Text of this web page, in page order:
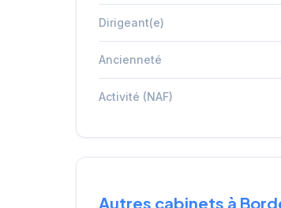
Dirigeant(e)
Ancienneté
Activité (NAF)
Autres cabinets à